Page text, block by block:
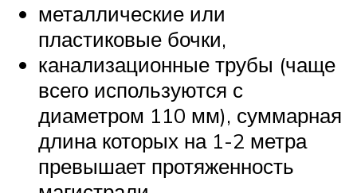
металлические или
пластиковые бочки,
канализационные трубы (чаще
всего используются с
диаметром 110 мм), суммарная
длина которых на 1-2 метра
превышает протяженность